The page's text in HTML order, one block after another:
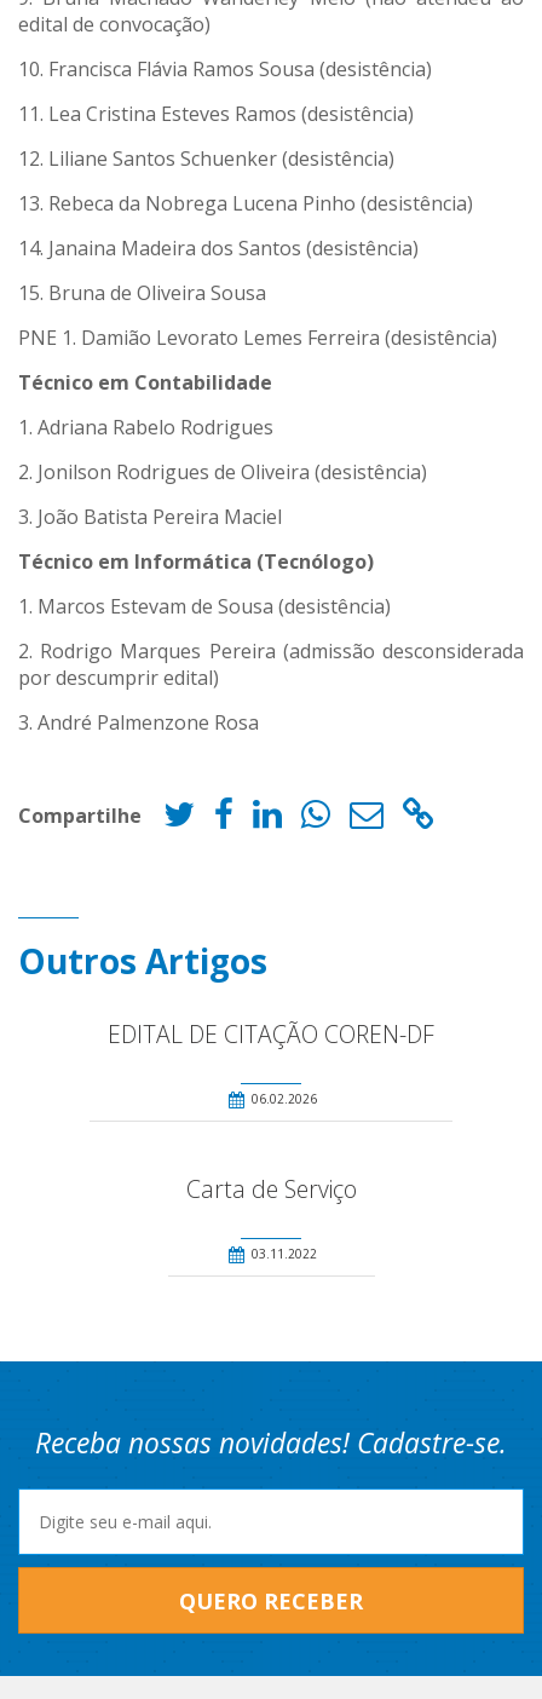
edital de convocação)
10. Francisca Flávia Ramos Sousa (desistência)
11. Lea Cristina Esteves Ramos (desistência)
12. Liliane Santos Schuenker (desistência)
13. Rebeca da Nobrega Lucena Pinho (desistência)
14. Janaina Madeira dos Santos (desistência)
15. Bruna de Oliveira Sousa
PNE 1. Damião Levorato Lemes Ferreira (desistência)
Técnico em Contabilidade
1. Adriana Rabelo Rodrigues
2. Jonilson Rodrigues de Oliveira (desistência)
3. João Batista Pereira Maciel
Técnico em Informática (Tecnólogo)
1. Marcos Estevam de Sousa (desistência)
2. Rodrigo Marques Pereira (admissão desconsiderada
por descumprir edital)
3. André Palmenzone Rosa
Compartilhe
Outros Artigos
EDITAL DE CITAÇÃO COREN-DF
06.02.2026
Carta de Serviço
03.11.2022
Receba nossas novidades! Cadastre-se.
QUERO RECEBER